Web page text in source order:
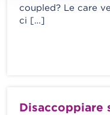
coupled? Le care
ci […]
Disaccoppiare